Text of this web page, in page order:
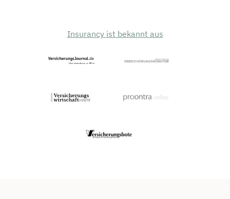
Insurancy ist bekannt aus